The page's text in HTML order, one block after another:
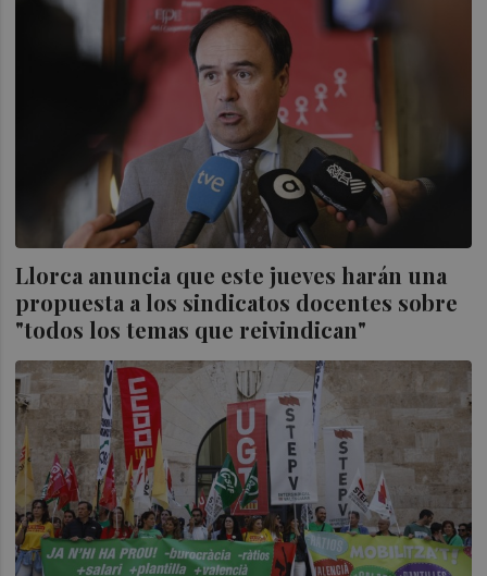
Llorca anuncia que este jueves harán una
propuesta a los sindicatos docentes sobre
"todos los temas que reivindican"